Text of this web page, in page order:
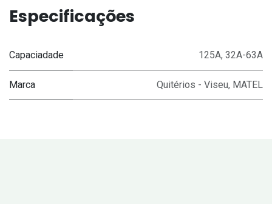
Especificações
Capaciadade 125A, 32A-63A
Marca Quitérios - Viseu, MATEL